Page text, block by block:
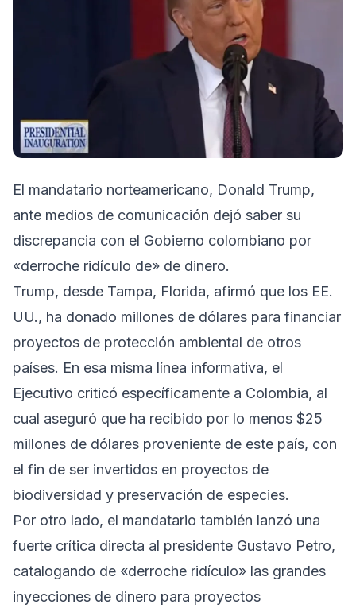
El mandatario norteamericano, Donald Trump,
ante medios de comunicación dejó saber su
discrepancia con el Gobierno colombiano por
«derroche ridículo de» de dinero.
Trump, desde Tampa, Florida, afirmó que los EE.
UU., ha donado millones de dólares para financiar
proyectos de protección ambiental de otros
países. En esa misma línea informativa, el
Ejecutivo criticó específicamente a Colombia, al
cual aseguró que ha recibido por lo menos $25
millones de dólares proveniente de este país, con
el fin de ser invertidos en proyectos de
biodiversidad y preservación de especies.
Por otro lado, el mandatario también lanzó una
fuerte crítica directa al presidente Gustavo Petro,
catalogando de «derroche ridículo» las grandes
inyecciones de dinero para proyectos